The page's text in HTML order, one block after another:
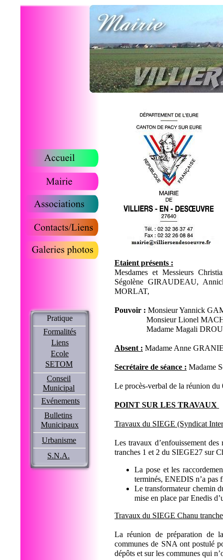
Etaient présents :
Mesdames et Messieurs
Ségolène GIRAUDEAU,
MORLAT,
Pouvoir : Monsieur Yannick
Monsieur Lionel
Madame Magali
Absent : Madame Anne
Secrétaire de séance : Madame
Le procès-verbal de la réunion du
POINT SUR LES TRAVAUX
Travaux du SIEGE (Syndicat
Les travaux d’enfouissement
tranches 1 et 2 du SIEGE27 sur
La pose et les
terminés, ENEDIS n’a pas
Le transformateur chemin
mise en place par Enedis
Travaux du SIEGE Chanu
La réunion de préparation de
communes de SNA ont postulé
dépôts et sur les communes qui
Pratique
Formalités
Liens
Ecole
SETOM
Conseil
Municipal
Evénements
Bulletins
Municipaux
Urbanisme
S.N.A.